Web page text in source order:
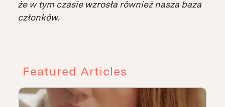
że w tym czasie wzrosła również nasza baza
członków.
Featured Articles